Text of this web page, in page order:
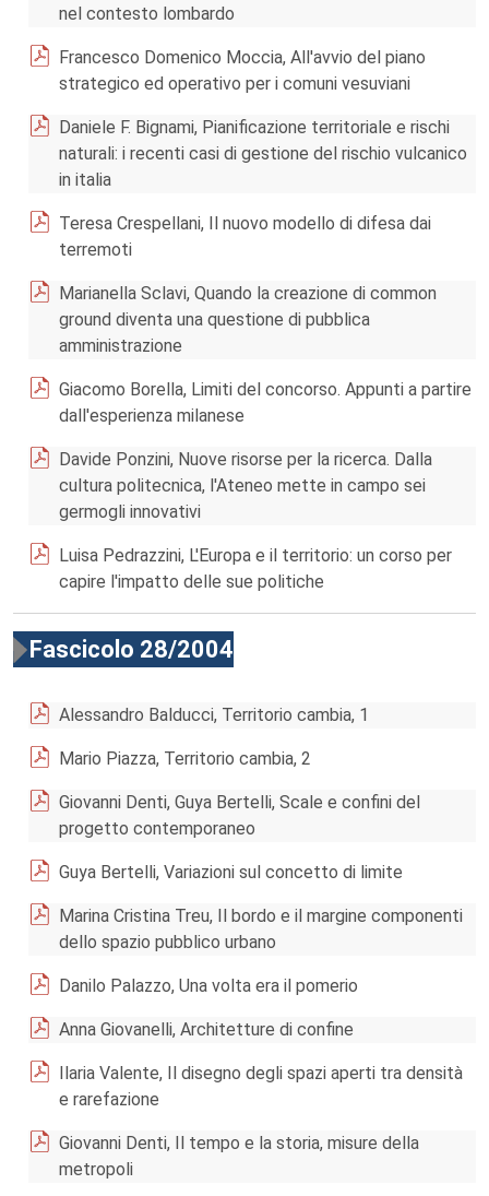
nel contesto lombardo
Francesco Domenico Moccia, All'avvio del piano
strategico ed operativo per i comuni vesuviani
Daniele F. Bignami, Pianificazione territoriale e rischi
naturali: i recenti casi di gestione del rischio vulcanico
in italia
Teresa Crespellani, Il nuovo modello di difesa dai
terremoti
Marianella Sclavi, Quando la creazione di common
ground diventa una questione di pubblica
amministrazione
Giacomo Borella, Limiti del concorso. Appunti a partire
dall'esperienza milanese
Davide Ponzini, Nuove risorse per la ricerca. Dalla
cultura politecnica, l'Ateneo mette in campo sei
germogli innovativi
Luisa Pedrazzini, L'Europa e il territorio: un corso per
capire l'impatto delle sue politiche
Fascicolo 28/2004
Alessandro Balducci, Territorio cambia, 1
Mario Piazza, Territorio cambia, 2
Giovanni Denti, Guya Bertelli, Scale e confini del
progetto contemporaneo
Guya Bertelli, Variazioni sul concetto di limite
Marina Cristina Treu, Il bordo e il margine componenti
dello spazio pubblico urbano
Danilo Palazzo, Una volta era il pomerio
Anna Giovanelli, Architetture di confine
Ilaria Valente, Il disegno degli spazi aperti tra densità
e rarefazione
Giovanni Denti, Il tempo e la storia, misure della
metropoli